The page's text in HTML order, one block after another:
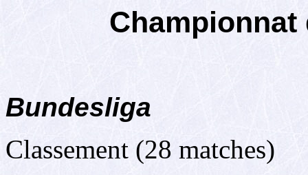
Championnat
Bundesliga
Classement (28 matches)